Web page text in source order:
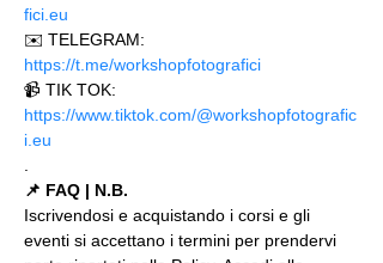
fici.eu
✉️ TELEGRAM:
https://t.me/workshopfotografici
📹 TIK TOK:
https://www.tiktok.com/@workshopfotografic
i.eu
📌 FAQ | N.B.
Iscrivendosi e acquistando i corsi e gli
eventi si accettano i termini per prendervi